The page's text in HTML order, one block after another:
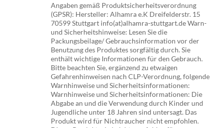
Angaben gemäß Produktsicherheitsverordnung
(GPSR): Hersteller: Alhamra e.K Dreifelderstr. 15
70599 Stuttgart info(at)alhamra-stuttgart.de Warn-
und Sicherheitshinweise: Lesen Sie die
Packungsbeilage/ Gebrauchsinformation vor der
Benutzung des Produktes sorgfältig durch. Sie
enthält wichtige Informationen für den Gebrauch.
Bitte beachten Sie, ergänzend zu etwaigen
Gefahrenhinweisen nach CLP-Verordnung, folgende
Warnhinweise und Sicherheitsinformationen:
Warnhinweise und Sicherheitsinformationen: Die
Abgabe an und die Verwendung durch Kinder und
Jugendliche unter 18 Jahren sind untersagt. Das
Produkt wird für Nichtraucher nicht empfohlen.